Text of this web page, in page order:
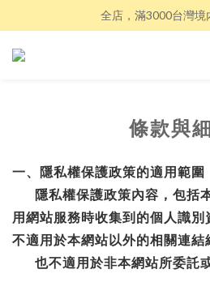
全店，滿3000台灣境
條款與
一、隱私權保護政策的適用範圍
隱私權保護政策內容，包括
用網站服務時收集到的個人識
不適用於本網站以外的相關連結
也不適用於非本網站所委託或